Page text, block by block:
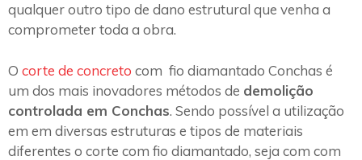
qualquer outro tipo de dano estrutural que venha a
comprometer toda a obra.
O corte de concreto com fio diamantado Conchas é
um dos mais inovadores métodos de demolição
controlada em Conchas. Sendo possível a utilização
em em diversas estruturas e tipos de materiais
diferentes o corte com fio diamantado, seja com com